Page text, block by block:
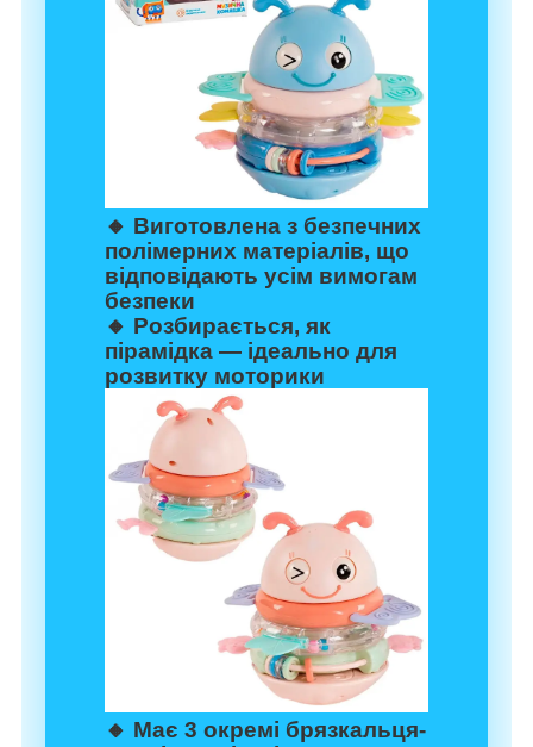
🔸 Виготовлена з безпечних
полімерних матеріалів, що
відповідають усім вимогам
безпеки
🔸 Розбирається, як
пірамідка — ідеально для
розвитку моторики
🔸 Має 3 окремі брязкальця-